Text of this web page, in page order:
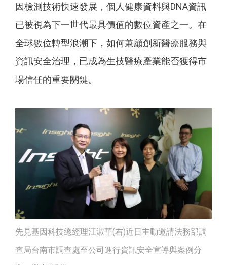
因檢測技術快速發展，個人健康資料與DNA資訊
已被視為下一世代最具價值的數位資產之一。在
全球數位轉型浪潮下，如何兼顧創新醫療服務與
資訊安全治理，已成為生技醫療產業能否獲得市
場信任的重要關鍵。
先見基因科技總經理江淑華(右)近日主動邀請法務部調
查局台南市調查處至公司進行資訊安全宣導與案例分